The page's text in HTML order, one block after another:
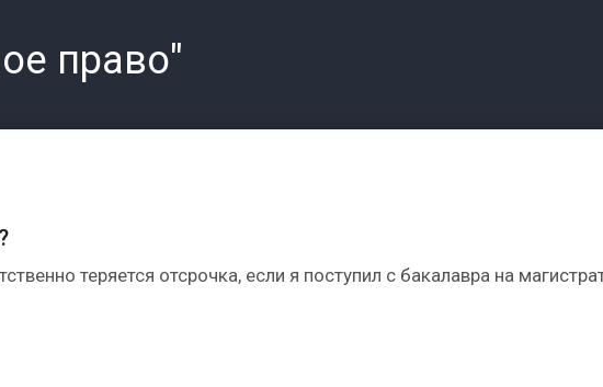
право"
теряется отсрочка, если я поступил с бакалавра на